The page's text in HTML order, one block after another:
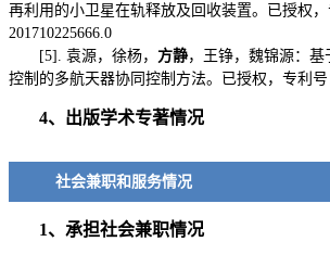
再利用的小卫星在轨释放及回收装置。已授权
201710225666.0
[5]. 袁源，徐杨， 方静，王铮，魏锦源：基
控制的多航天器协同控制方法。已授权，专利号
4、出版学术专著情况
社会兼职和服务情况
1、承担社会兼职情况